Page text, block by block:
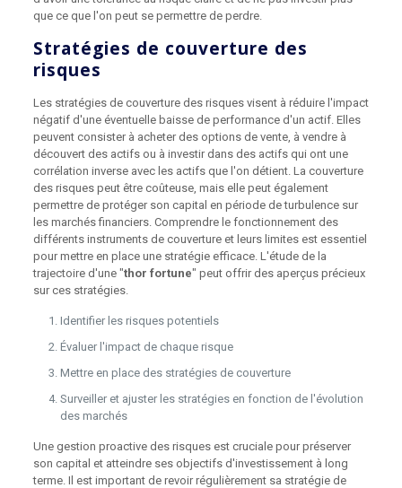
que ce que l'on peut se permettre de perdre.
Stratégies de couverture des
risques
Les stratégies de couverture des risques visent à réduire l'impact
négatif d'une éventuelle baisse de performance d'un actif. Elles
peuvent consister à acheter des options de vente, à vendre à
découvert des actifs ou à investir dans des actifs qui ont une
corrélation inverse avec les actifs que l'on détient. La couverture
des risques peut être coûteuse, mais elle peut également
permettre de protéger son capital en période de turbulence sur
les marchés financiers. Comprendre le fonctionnement des
différents instruments de couverture et leurs limites est essentiel
pour mettre en place une stratégie efficace. L'étude de la
trajectoire d'une "thor fortune" peut offrir des aperçus précieux
sur ces stratégies.
Identifier les risques potentiels
Évaluer l'impact de chaque risque
Mettre en place des stratégies de couverture
Surveiller et ajuster les stratégies en fonction de l'évolution
des marchés
Une gestion proactive des risques est cruciale pour préserver
son capital et atteindre ses objectifs d'investissement à long
terme. Il est important de revoir régulièrement sa stratégie de